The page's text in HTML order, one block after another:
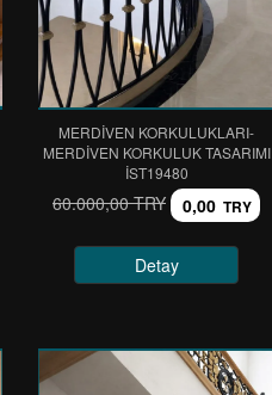
MERDİVEN KORKULUKLARI-
MERDİVEN KORKULUK TASARIMI
IST19480
60.000,00 TRY 0,00 TRY
Detay